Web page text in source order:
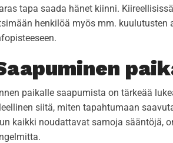
tapa saada hänet kiinni.
henkilöä myös mm.
paikalle saapumista on tärkeää
siitä, miten tapahtumaan
kaikki noudattavat samoja sääntöjä,